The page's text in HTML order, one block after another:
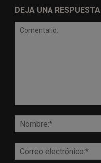
DEJA UNA RESPUESTA